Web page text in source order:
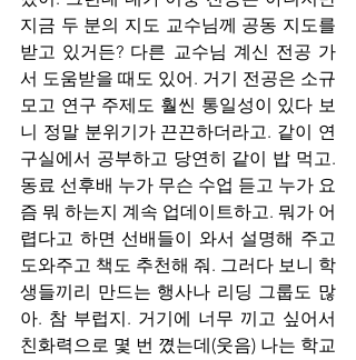
지금 두 분의 지도 교수님께 공동 지도를
받고 있거든? 다른 교수님 계신 전공 가
서 도움받을 때도 있어. 거기 전공은 소규
모고 연구 주제도 훨씬 통일성이 있다 보
니 정말 분위기가 끈끈하더라고. 같이 연
구실에서 공부하고 당연히 같이 밥 먹고.
동료 선후배 누가 무슨 수업 듣고 누가 요
즘 뭐 하는지 계속 업데이트하고. 뭐가 어
렵다고 하면 선배들이 와서 설명해 주고
도와주고 책도 추천해 줘. 그러다 보니 학
생들끼리 만드는 행사나 리딩 그룹도 많
아. 참 부럽지. 거기에 너무 끼고 싶어서
친화력으로 몇 번 꼈는데(웃음) 나는 학교